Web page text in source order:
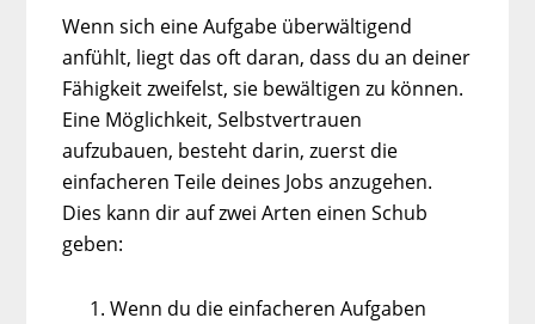
Wenn sich eine Aufgabe überwältigend
anfühlt, liegt das oft daran, dass du an deiner
Fähigkeit zweifelst, sie bewältigen zu können.
Eine Möglichkeit, Selbstvertrauen
aufzubauen, besteht darin, zuerst die
einfacheren Teile deines Jobs anzugehen.
Dies kann dir auf zwei Arten einen Schub
geben:
Wenn du die einfacheren Aufgaben